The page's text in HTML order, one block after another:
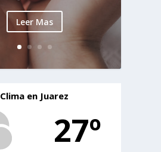
Leer Mas
Clima en Juarez
27º